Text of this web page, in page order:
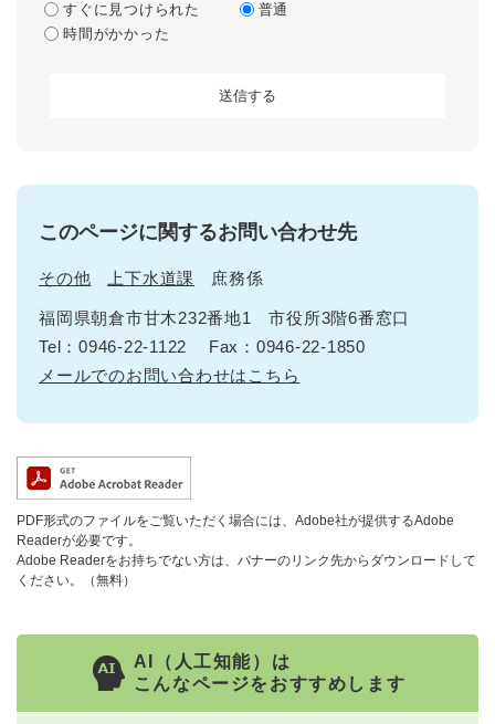
すぐに見つけられた
普通
時間がかかった
このページに関するお問い合わせ先
その他 上下水道課 庶務係
福岡県朝倉市甘木232番地1 市役所3階6番窓口
Tel：0946-22-1122
Fax：0946-22-1850
メールでのお問い合わせはこちら
PDF形式のファイルをご覧いただく場合には、Adobe社が提供するAdobe
Readerが必要です。
Adobe Readerをお持ちでない方は、バナーのリンク先からダウンロードして
ください。（無料）
AI（人工知能）は
こんなページをおすすめします